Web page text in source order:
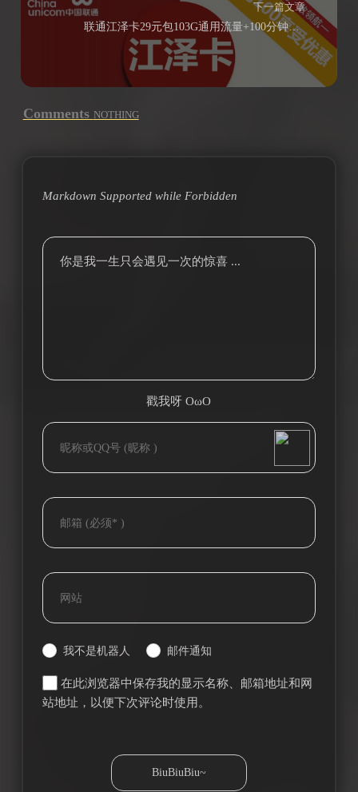
下一篇文章
联通江泽卡29元包103G通用流量+100分钟通话
Comments NOTHING
Markdown Supported while Forbidden
你是我一生只会遇见一次的惊喜 ...
戳我呀 OωO
Tieba
我不是机器人 邮件通知
在此浏览器中保存我的显示名称、邮箱地址和网
站地址，以便下次评论时使用。